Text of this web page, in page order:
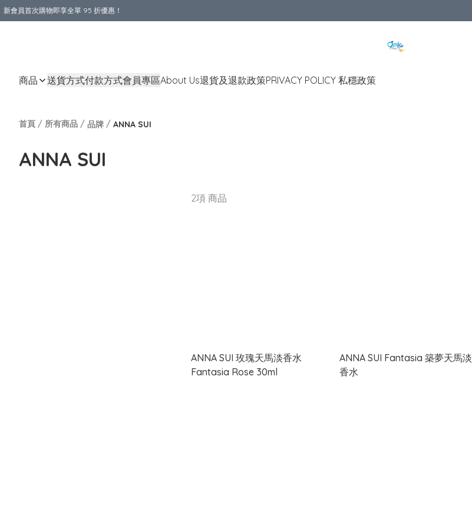
新會員首次購物即享全單 95 折優惠！
商品 送貨方式付款方式會員專區About Us退貨及退款政策PRIVACY POLICY 私穩政策
首頁 / 所有商品 / 品牌 / ANNA SUI
ANNA SUI
2項 商品
ANNA SUI 玫瑰天馬淡香水
Fantasia Rose 30ml
ANNA SUI Fantasia 築夢天馬淡
香水